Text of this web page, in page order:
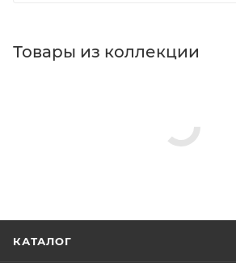
Товары из коллекции
Мыльницы
Дозаторы для кухонной мойки
Да